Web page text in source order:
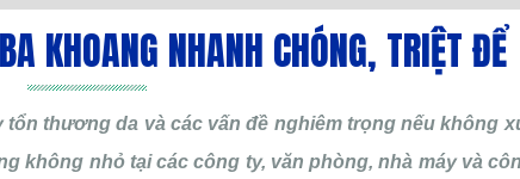
KHOANG NHANH CHÓNG, TRIỆT ĐỂ
thương da và các vấn đề nghiêm trọng nếu không
không nhỏ tại các công ty, văn phòng, nhà máy và